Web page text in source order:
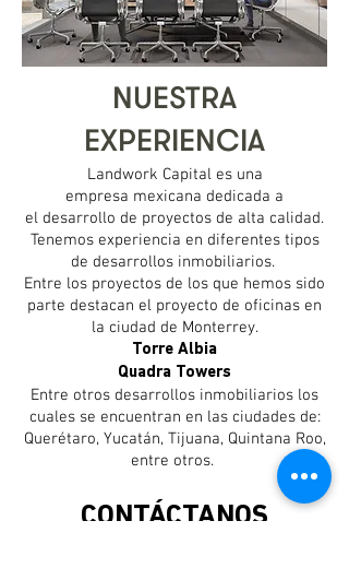
NUESTRA
EXPERIENCIA
Landwork Capital es una
empresa mexicana dedicada a
el desarrollo de proyectos de alta calidad.
Tenemos experiencia en diferentes tipos
de desarrollos inmobiliarios.
Entre los proyectos de los que hemos sido
parte destacan el proyecto de oficinas en
la ciudad de Monterrey.
Torre Albia
Quadra Towers
Entre otros desarrollos inmobiliarios los
cuales se encuentran en las ciudades de:
Querétaro, Yucatán, Tijuana, Quintana Roo,
entre otros.
CONTÁCTANOS